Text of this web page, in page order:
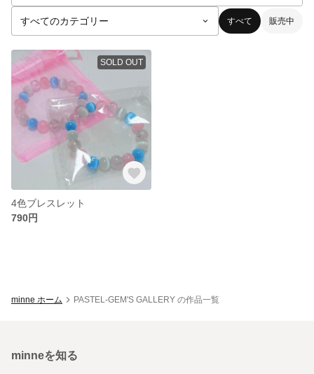
すべて 販売中
SOLD OUT
4色ブレスレット
790円
minne ホーム PASTEL-GEM'S GALLERY の作品一覧
minneを知る